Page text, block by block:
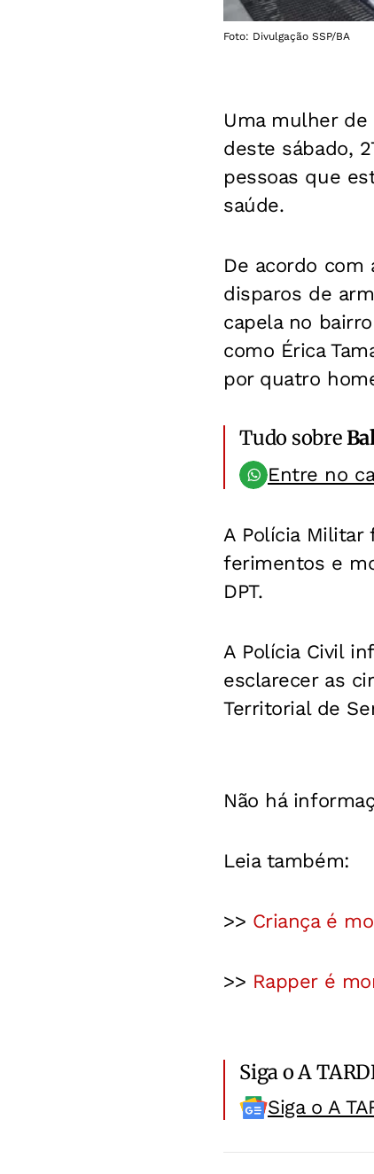
Foto: Divulgação SSP/BA
Uma mulher
deste sábado,
pessoas que
saúde.
De acordo com
disparos de
capela no
como Érica
por quatro
Tudo sobre
Entre no
A Polícia Militar
ferimentos e
DPT.
A Polícia Civil
esclarecer as
Territorial de
Não há
Leia também:
>> Criança é
>> Rapper é
Siga o A
Siga o A